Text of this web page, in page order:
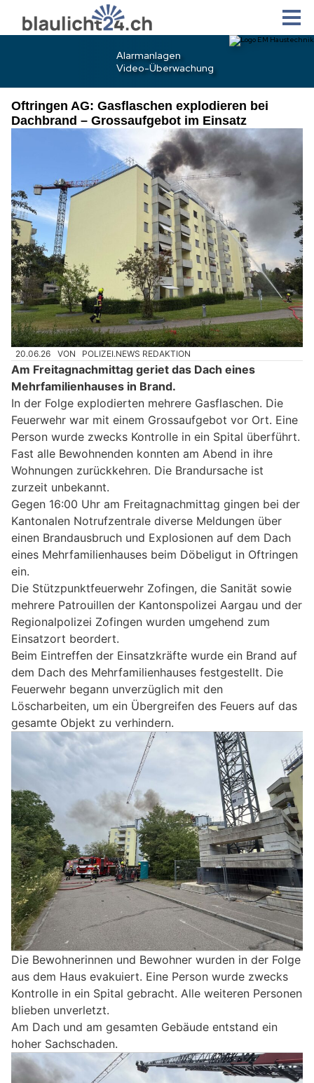
Oftringen AG: Gasflaschen explodieren bei
Dachbrand – Grossaufgebot im Einsatz
20.06.26 VON POLIZEI.NEWS REDAKTION
Am Freitagnachmittag geriet das Dach eines
Mehrfamilienhauses in Brand.
In der Folge explodierten mehrere Gasflaschen. Die
Feuerwehr war mit einem Grossaufgebot vor Ort. Eine
Person wurde zwecks Kontrolle in ein Spital überführt.
Fast alle Bewohnenden konnten am Abend in ihre
Wohnungen zurückkehren. Die Brandursache ist
zurzeit unbekannt.
Gegen 16:00 Uhr am Freitagnachmittag gingen bei der
Kantonalen Notrufzentrale diverse Meldungen über
einen Brandausbruch und Explosionen auf dem Dach
eines Mehrfamilienhauses beim Döbeligut in Oftringen
ein.
Die Stützpunktfeuerwehr Zofingen, die Sanität sowie
mehrere Patrouillen der Kantonspolizei Aargau und der
Regionalpolizei Zofingen wurden umgehend zum
Einsatzort beordert.
Beim Eintreffen der Einsatzkräfte wurde ein Brand auf
dem Dach des Mehrfamilienhauses festgestellt. Die
Feuerwehr begann unverzüglich mit den
Löscharbeiten, um ein Übergreifen des Feuers auf das
gesamte Objekt zu verhindern.
Die Bewohnerinnen und Bewohner wurden in der Folge
aus dem Haus evakuiert. Eine Person wurde zwecks
Kontrolle in ein Spital gebracht. Alle weiteren Personen
blieben unverletzt.
Am Dach und am gesamten Gebäude entstand ein
hoher Sachschaden.